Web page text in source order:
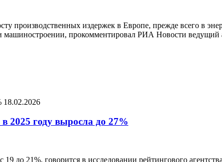
производственных издержек в Европе, прежде всего в
машиностроении, прокомментировал РИА Новости
18.02.2026
2025 году выросла до 27%
до 21%, говорится в исследовании рейтингового агентства